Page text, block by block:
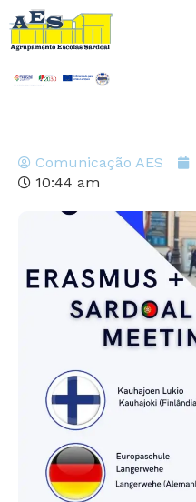
Comunicação AES
10:44 am